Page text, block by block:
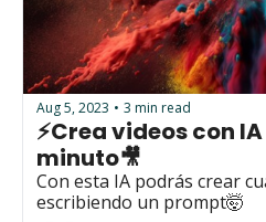
Aug 5, 2023 • 3 min read
⚡Crea videos con
minuto🎥
Con esta IA podrás crear
escribiendo un prompt🤯